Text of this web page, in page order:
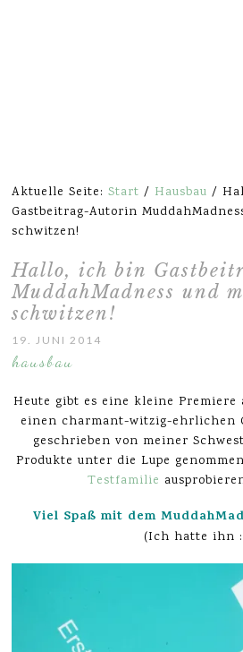
Aktuelle Seite:Start / Hausbau /
Gastbeitrag-Autorin
schwitzen!
Hallo, ich bin
MuddahMadness und
schwitzen!
19. JUNI 2014
hausbau
Heute gibt es eine kleine Premiere
einen charmant-witzig-ehrlichen
geschrieben von meiner
Produkte unter die Lupe
Testfamilie
Viel Spaß mit dem
(Ich hatte ihn